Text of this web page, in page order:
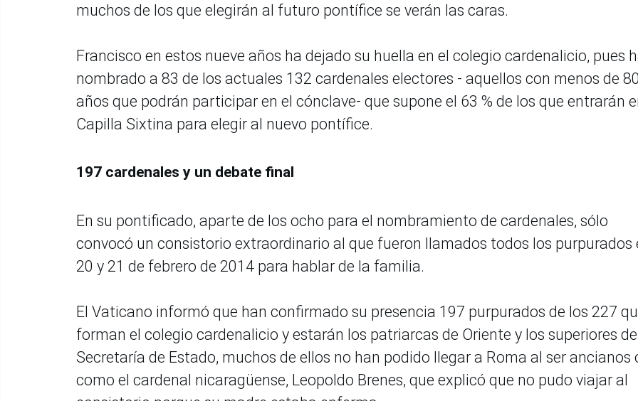
muchos de los que elegirán al futuro pontífice se verán las caras.
Francisco en estos nueve años ha dejado su huella en el colegio cardenalicio, pues
nombrado a 83 de los actuales 132 cardenales electores - aquellos con menos de 80
años que podrán participar en el cónclave- que supone el 63 % de los que entrarán
Capilla Sixtina para elegir al nuevo pontífice.
197 cardenales y un debate final
En su pontificado, aparte de los ocho para el nombramiento de cardenales, sólo
convocó un consistorio extraordinario al que fueron llamados todos los purpurados
20 y 21 de febrero de 2014 para hablar de la familia.
El Vaticano informó que han confirmado su presencia 197 purpurados de los 227
forman el colegio cardenalicio y estarán los patriarcas de Oriente y los superiores
Secretaría de Estado, muchos de ellos no han podido llegar a Roma al ser ancianos
como el cardenal nicaragüense, Leopoldo Brenes, que explicó que no pudo viajar al